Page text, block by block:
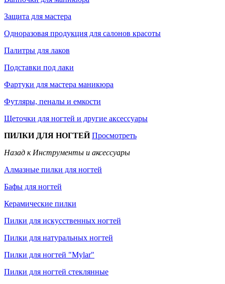
Защита для мастера
Одноразовая продукция для салонов красоты
Палитры для лаков
Подставки под лаки
Фартуки для мастера маникюра
Футляры, пеналы и емкости
Щеточки для ногтей и другие аксессуары
ПИЛКИ ДЛЯ НОГТЕЙПросмотреть
Назад к Инструменты и аксессуары
Алмазные пилки для ногтей
Бафы для ногтей
Керамические пилки
Пилки для искусственных ногтей
Пилки для натуральных ногтей
Пилки для ногтей "Mylar"
Пилки для ногтей стеклянные